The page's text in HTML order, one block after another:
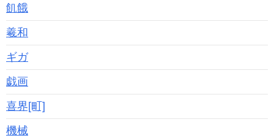
飢餓
羲和
ギガ
戯画
喜界[町]
機械